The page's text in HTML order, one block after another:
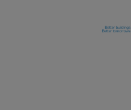
hager